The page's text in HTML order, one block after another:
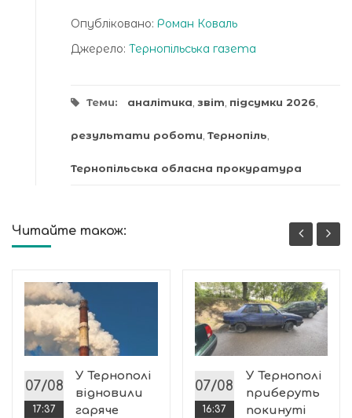
Опубліковано: Роман Коваль
Джерело: Тернопільська газета
Теми: аналітика звіт підсумки 2026
результати роботи Тернопіль
Тернопільська обласна прокуратура
Читайте також:
07/08
17:37
У Тернополі
відновили
гаряче
07/08
16:37
У Тернополі
приберуть
покинуті